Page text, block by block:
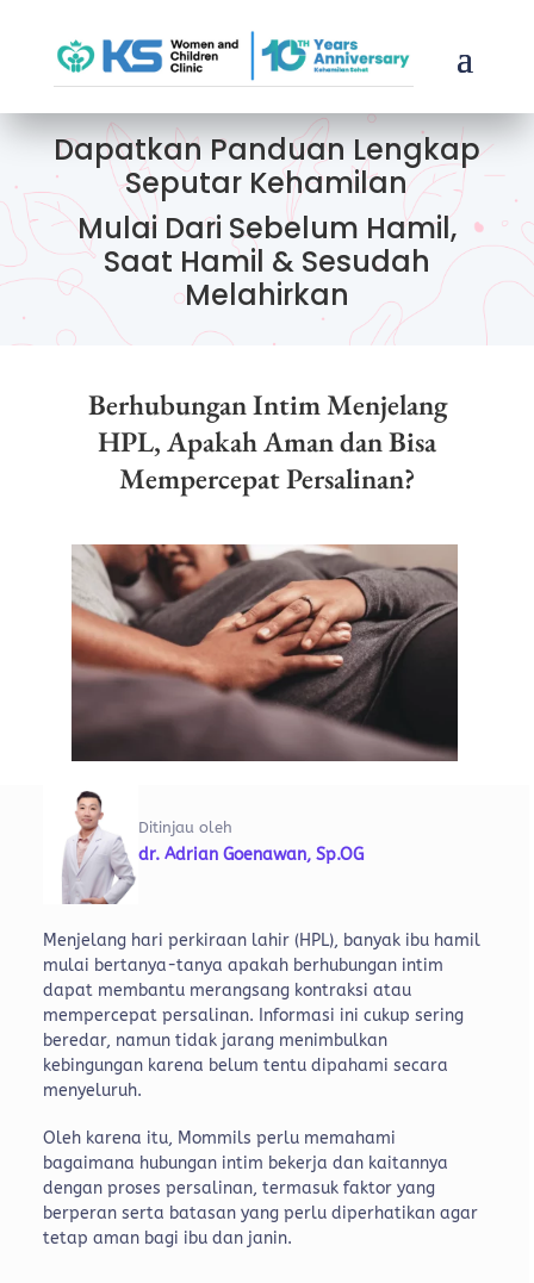
Dapatkan Panduan Lengkap
Seputar Kehamilan
Mulai Dari Sebelum Hamil,
Saat Hamil & Sesudah
Melahirkan
Berhubungan Intim Menjelang
HPL, Apakah Aman dan Bisa
Mempercepat Persalinan?
Ditinjau oleh
dr. Adrian Goenawan, Sp.OG
Menjelang hari perkiraan lahir (HPL), banyak ibu hamil
mulai bertanya-tanya apakah berhubungan intim
dapat membantu merangsang kontraksi atau
mempercepat persalinan. Informasi ini cukup sering
beredar, namun tidak jarang menimbulkan
kebingungan karena belum tentu dipahami secara
menyeluruh.
Oleh karena itu, Mommils perlu memahami
bagaimana hubungan intim bekerja dan kaitannya
dengan proses persalinan, termasuk faktor yang
berperan serta batasan yang perlu diperhatikan agar
tetap aman bagi ibu dan janin.